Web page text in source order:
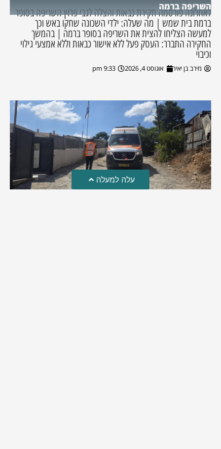
השריפה ברמה
לאחרונה פורסמה חקירת כבאות והצלה לגבי פרוץ השריפה בסופר
ברמת בית שמש | מה שעלה: ילדי השכונה שחקו באש וכך
למעשה הצליחו להצית את השריפה בסופר ברמה | בהמשך
החקירה התברר: העסק פעל ללא אישור כבאות וללא אמצעי גילוי
וכיבוי
מירב בן יאיר אוגוסט 4, 2026 9:33 pm
עלה למעלה